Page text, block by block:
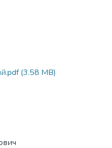
(3.58 MB)